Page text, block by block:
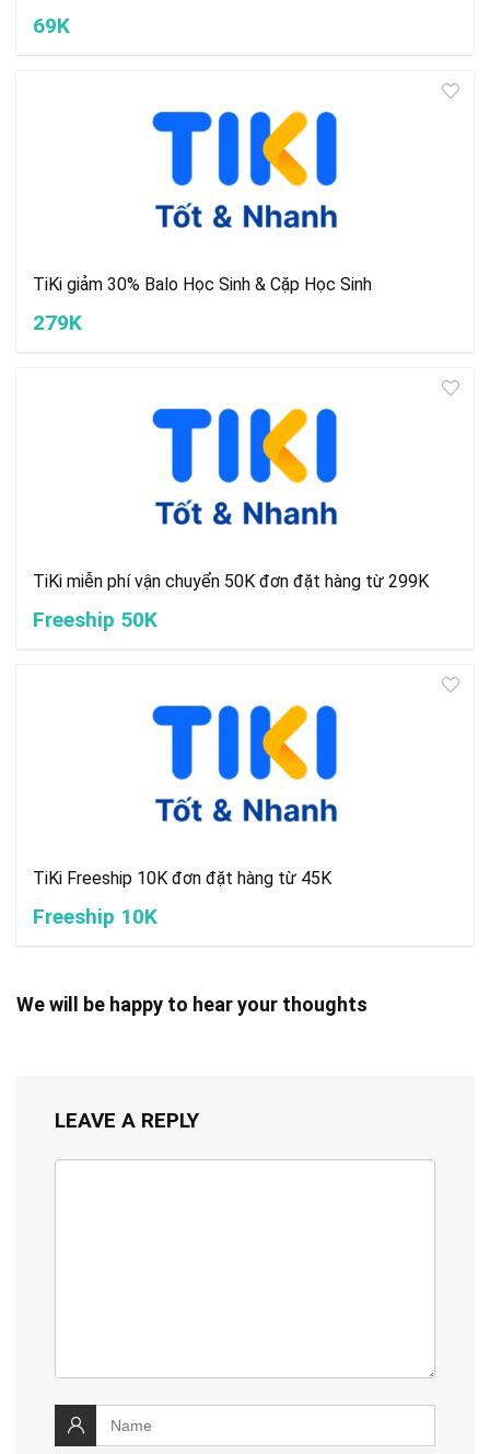
69K
TiKi giảm 30% Balo Học Sinh & Cặp Học Sinh
279K
TiKi miễn phí vận chuyển 50K đơn đặt hàng từ 299K
Freeship 50K
TiKi Freeship 10K đơn đặt hàng từ 45K
Freeship 10K
We will be happy to hear your thoughts
LEAVE A REPLY